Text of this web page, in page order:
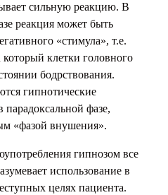
сильную реакцию. В
реакция может быть
«стимула», т.е.
клетки головного
бодрствования.
гипнотические
фазе,
«фазой внушения».
гипнозом все
использование в
целях пациента.